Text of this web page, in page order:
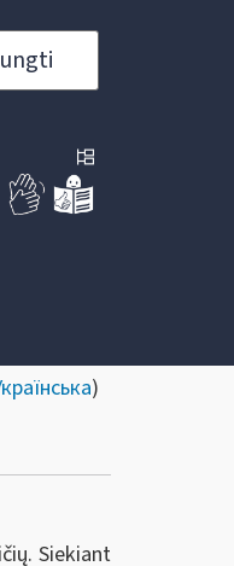
)
Siekiant